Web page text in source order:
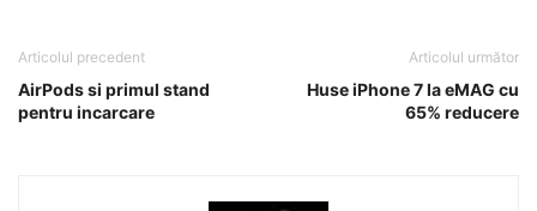
Articolul precedent
AirPods si primul stand
pentru incarcare
Articolul următor
Huse iPhone 7 la eMAG cu
65% reducere